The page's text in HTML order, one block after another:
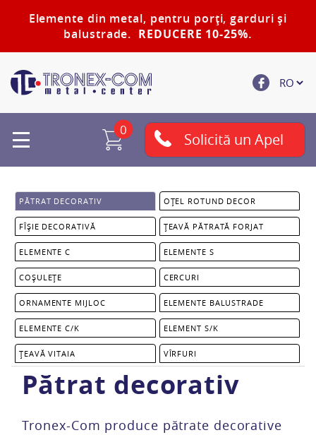
Elemente din metal, pentru porți, garduri și
balustrade. REDUCERE 10-25%.
0
Solicită un Apel
PĂTRAT DECORATIV OȚEL ROTUND DECOR
FÎȘIE DECORATIVĂ ȚEAVĂ PĂTRATĂ FORJAT
ELEMENTE C ELEMENTE S
COȘULEȚE CERCURI
ORNAMENTE MIJLOC ELEMENTE BALUSTRADE
ELEMENTE C/K ELEMENT S/K
ȚEAVĂ VITAIA VÎRFURI
Pătrat decorativ
Tronex-Com produce pătrate decorative